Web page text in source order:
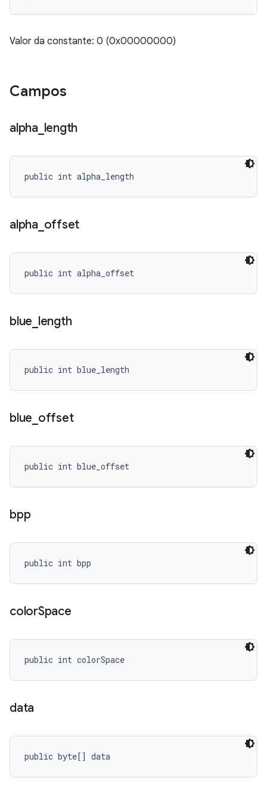
Valor da constante: 0 (0x00000000)
Campos
alpha_ length
public int alpha_length
alpha_ offset
public int alpha_offset
blue length
public int blue_length
blue offset
public int blue_offset
bpp
public int bpp
colorSpace
public int colorSpace
data
public byte[] data